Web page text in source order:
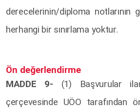
derecelerinin/diploma notlarının
herhangi bir sınırlama yoktur.
Ön değerlendirme
MADDE 9- (1) Başvurular
çerçevesinde UÖO tarafından